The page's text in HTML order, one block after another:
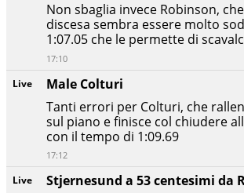
Live
Stjernesund a 53 centesimi da
Live
Male Colturi
Tanti errori per Colturi, che
sul piano e finisce col chiudere
con il tempo di 1:09.69
17:12
Non sbaglia invece Robinson,
discesa sembra essere molto
1:07.05 che le permette di
17:10